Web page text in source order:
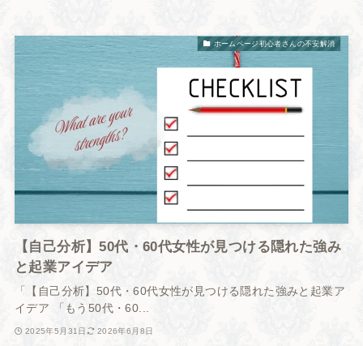
ホームページ初心者さんの不安解消
【自己分析】50代・60代女性が見つける隠れた強み
と起業アイデア
「【自己分析】50代・60代女性が見つける隠れた強みと起業ア
イデア 「もう50代・60...
2025年5月31日 2026年6月8日